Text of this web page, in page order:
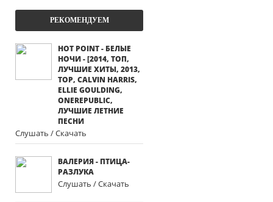
РЕКОМЕНДУЕМ
HOT POINT - БЕЛЫЕ
НОЧИ - [2014, ТОП,
ЛУЧШИЕ ХИТЫ, 2013,
TOP, CALVIN HARRIS,
ELLIE GOULDING,
ONEREPUBLIC,
ЛУЧШИЕ ЛЕТНИЕ
ПЕСНИ
Слушать / Скачать
ВАЛЕРИЯ - ПТИЦА-
РАЗЛУКА
Слушать / Скачать